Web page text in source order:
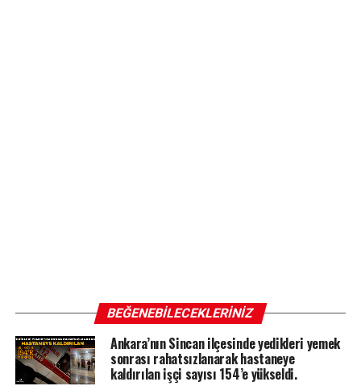
BEĞENEBILECEKLERINIZ
Ankara’nın Sincan ilçesinde yedikleri yemek
sonrası rahatsızlanarak hastaneye
kaldırılan işçi sayısı 154’e yükseldi.